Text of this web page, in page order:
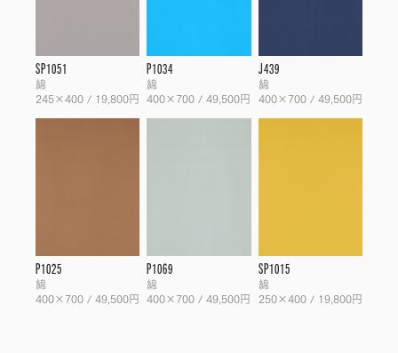
SP1051
綿
245×400 / 19,800円
P1034
綿
400×700 / 49,500円
J439
綿
400×700 / 49,500円
P1025
綿
400×700 / 49,500円
P1069
綿
400×700 / 49,500円
SP1015
綿
250×400 / 19,800円